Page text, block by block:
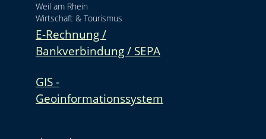
Weil am Rhein
Wirtschaft & Tourismus
E-Rechnung /
Bankverbindung / SEPA
GIS -
Geoinformationssystem